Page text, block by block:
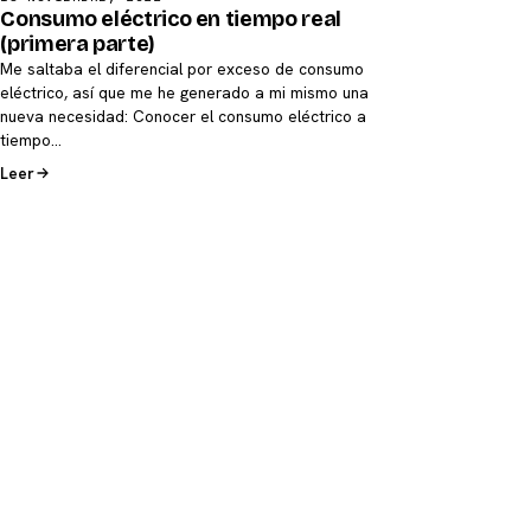
Consumo eléctrico en tiempo real
(primera parte)
Me saltaba el diferencial por exceso de consumo
eléctrico, así que me he generado a mi mismo una
nueva necesidad: Conocer el consumo eléctrico a
tiempo…
Leer